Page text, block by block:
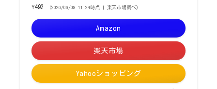
¥492
（2026/06/08 11:24時点 | 楽天市場調べ）
Amazon
楽天市場
Yahooショッピング